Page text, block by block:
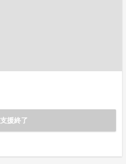
支援終了